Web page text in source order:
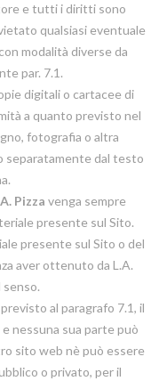
e tutti i diritti sono
qualsiasi eventuale
modalità diverse da
par. 7.1.
digitali o cartacee di
a quanto previsto nel
fotografia o altra
separatamente dal testo
Pizza venga sempre
presente sul Sito.
presente sul Sito o del
aver ottenuto da L.A.
senso.
al paragrafo 7.1, il
nessuna sua parte può
sito web nè può essere
o privato, per il